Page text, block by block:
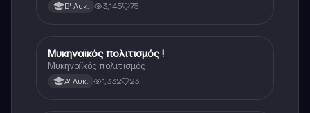
Β' Λυκ. 3,145 75
Ιστορία
Μυκηναϊκός πολιτισμός !
Μυκηναϊκός πολιτισμός
Α' Λυκ. 1,332 23